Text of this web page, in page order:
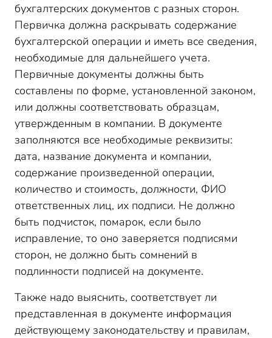
бухгалтерских документов с разных сторон.
Первичка должна раскрывать содержание
бухгалтерской операции и иметь все сведения,
необходимые для дальнейшего учета.
Первичные документы должны быть
составлены по форме, установленной законом,
или должны соответствовать образцам,
утвержденным в компании. В документе
заполняются все необходимые реквизиты:
дата, название документа и компании,
содержание произведенной операции,
количество и стоимость, должности, ФИО
ответственных лиц, их подписи. Не должно
быть подчисток, помарок, если было
исправление, то оно заверяется подписями
сторон, не должно быть сомнений в
подлинности подписей на документе.
Также надо выяснить, соответствует ли
представленная в документе информация
действующему законодательству и правилам,